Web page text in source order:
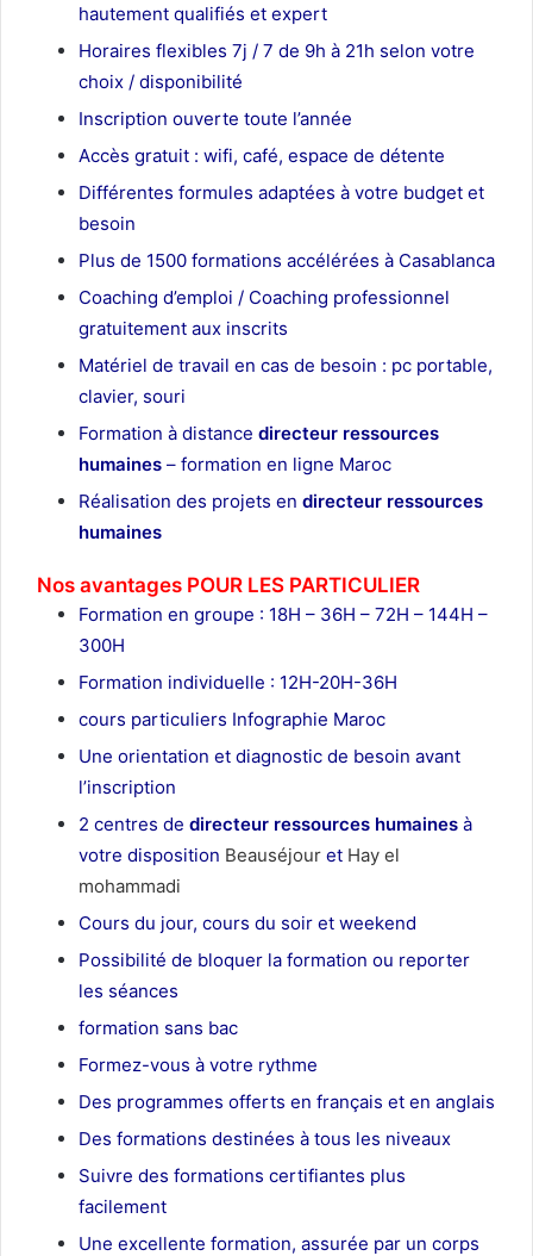
hautement qualifiés et expert
Horaires flexibles 7j / 7 de 9h à 21h selon votre
choix / disponibilité
Inscription ouverte toute l’année
Accès gratuit : wifi, café, espace de détente
Différentes formules adaptées à votre budget et
besoin
Plus de 1500 formations accélérées à Casablanca
Coaching d’emploi / Coaching professionnel
gratuitement aux inscrits
Matériel de travail en cas de besoin : pc portable,
clavier, souri
Formation à distance directeur ressources
humaines – formation en ligne Maroc
Réalisation des projets en directeur ressources
humaines
Nos avantages POUR LES PARTICULIER
Formation en groupe : 18H – 36H – 72H – 144H –
300H
Formation individuelle : 12H-20H-36H
cours particuliers Infographie Maroc
Une orientation et diagnostic de besoin avant
l’inscription
2 centres de directeur ressources humaines à
votre disposition Beauséjour et Hay el
mohammadi
Cours du jour, cours du soir et weekend
Possibilité de bloquer la formation ou reporter
les séances
formation sans bac
Formez-vous à votre rythme
Des programmes offerts en français et en anglais
Des formations destinées à tous les niveaux
Suivre des formations certifiantes plus
facilement
Une excellente formation, assurée par un corps